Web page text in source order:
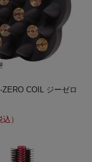
ZERO COIL ジーゼロ
）